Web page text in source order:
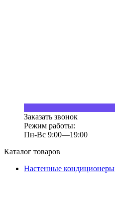
Заказать звонок
Режим работы:
Пн-Вс 9:00—19:00
Каталог товаров
Настенные кондиционеры